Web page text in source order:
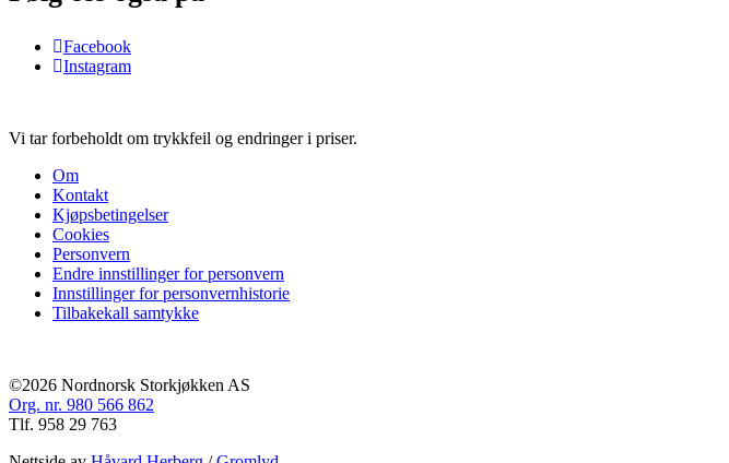
Facebook
Instagram
Vi tar forbeholdt om trykkfeil og endringer i priser.
Om
Kontakt
Kjøpsbetingelser
Cookies
Personvern
Endre innstillinger for personvern
Innstillinger for personvernhistorie
Tilbakekall samtykke
©2026 Nordnorsk Storkjøkken AS
Org. nr. 980 566 862
Tlf. 958 29 763